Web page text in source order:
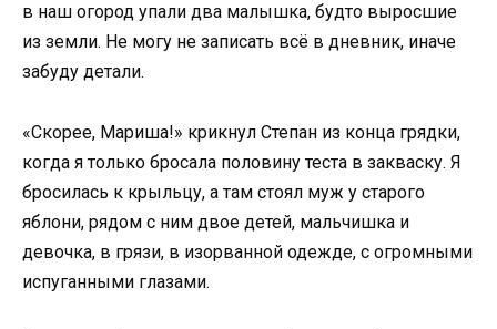
в наш огород упали два малышка, будто выросшие
из земли. Не могу не записать всё в дневник, иначе
забуду детали.
«Скорее, Мариша!» крикнул Степан из конца грядки,
когда я только бросала половину теста в закваску. Я
бросилась к крыльцу, а там стоял муж у старого
яблони, рядом с ним двое детей, мальчишка и
девочка, в грязи, в изорванной одежде, с огромными
испуганными глазами.